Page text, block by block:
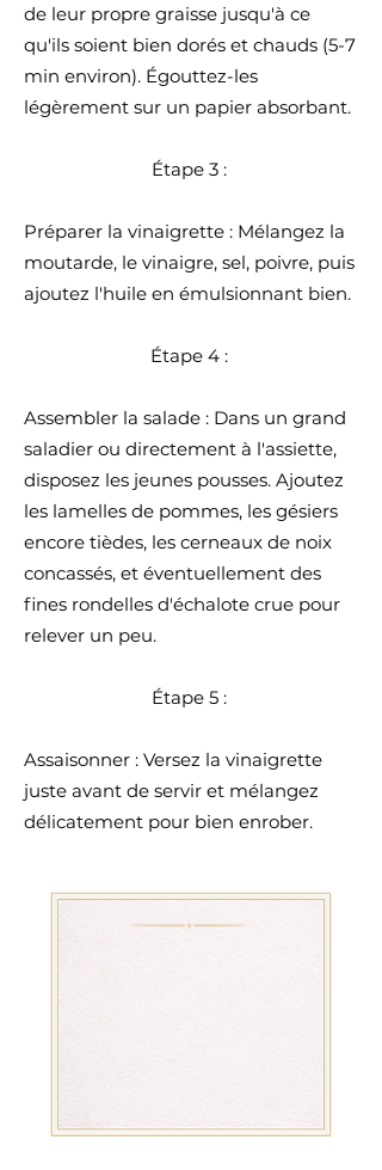
de leur propre graisse jusqu'à ce
qu'ils soient bien dorés et chauds (5-7
min environ). Égouttez-les
légèrement sur un papier absorbant.
Étape 3 :
Préparer la vinaigrette : Mélangez la
moutarde, le vinaigre, sel, poivre, puis
ajoutez l'huile en émulsionnant bien.
Étape 4 :
Assembler la salade : Dans un grand
saladier ou directement à l'assiette,
disposez les jeunes pousses. Ajoutez
les lamelles de pommes, les gésiers
encore tièdes, les cerneaux de noix
concassés, et éventuellement des
fines rondelles d'échalote crue pour
relever un peu.
Étape 5 :
Assaisonner : Versez la vinaigrette
juste avant de servir et mélangez
délicatement pour bien enrober.